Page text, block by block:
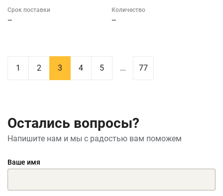
Срок поставки
—
Количество
—
1 2 3 4 5 ... 77
Остались вопросы?
Напишите нам и мы с радостью вам поможем
Ваше имя